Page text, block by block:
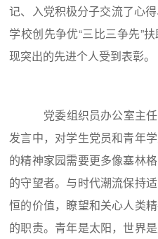
记、入党积极分子交流了心
学校创先争优“三比三争先”
现突出的先进个人受到表彰。
党委组织员办公室主
发言中，对学生党员和青年
的精神家园需要更多像塞林
的守望者。与时代潮流保持
恒的价值，瞭望和关心人类
的职责。青年是太阳，世界